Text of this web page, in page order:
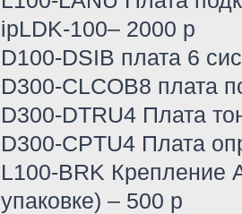
ipLDK-100– 2000 р
D100-DSIB плата 6
D300-CLCOB8 плата
D300-DTRU4 Плата
D300-CPTU4 Плата
L100-BRK Крепление
упаковке) – 500 р